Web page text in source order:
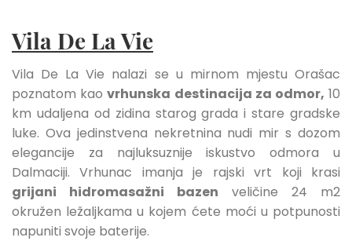
Vila De La Vie
Vila De La Vie nalazi se u mirnom mjestu Orašac
poznatom kaovrhunska destinacija za odmor, 10
km udaljena od zidina starog grada i stare gradske
luke. Ova jedinstvena nekretnina nudi mir s dozom
elegancije za najluksuznije iskustvo odmora u
Dalmaciji. Vrhunac imanja je rajski vrt koji krasi
grijani hidromasažni bazen veličine 24 m2
okružen ležaljkama u kojem ćete moći u potpunosti
napuniti svoje baterije.